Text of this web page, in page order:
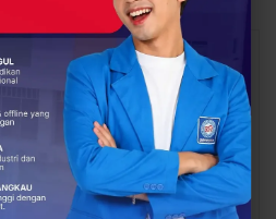
All
PRESTASI